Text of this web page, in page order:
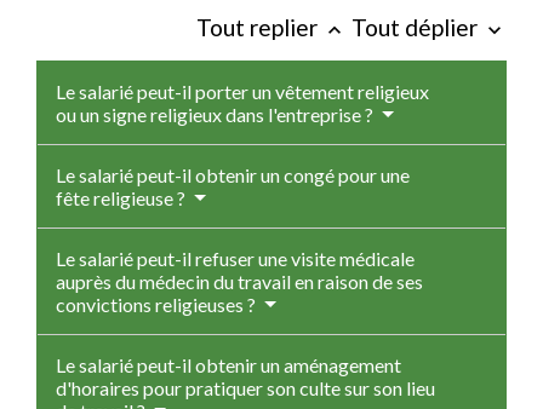
Tout replier keyboard_arrow_up Tout déplier keyboard_arrow_down
Le salarié peut-il porter un vêtement religieux
ou un signe religieux dans l'entreprise ?
Le salarié peut-il obtenir un congé pour une
fête religieuse ?
Le salarié peut-il refuser une visite médicale
auprès du médecin du travail en raison de ses
convictions religieuses ?
Le salarié peut-il obtenir un aménagement
d'horaires pour pratiquer son culte sur son lieu